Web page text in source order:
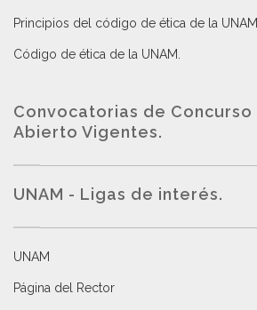
Principios del código de ética de la UNAM
Código de ética de la UNAM
Convocatorias de Concurso
Abierto Vigentes.
UNAM - Ligas de interés.
UNAM
Página del Rector